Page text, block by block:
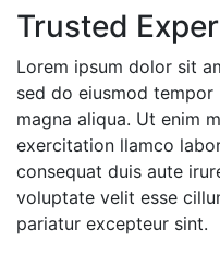
Trusted
Lorem ipsum dolor sit
sed do eiusmod
magna aliqua. Ut enim
exercitation llamco
consequat duis aute
voluptate velit esse
pariatur excepteur sint.